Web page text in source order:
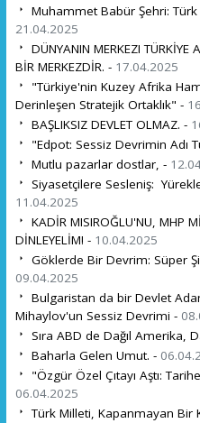
Muhammet Babür Şehri: Türk
21.04.2025
DÜNYANIN MERKEZI TÜRKİYE
BİR MERKEZDİR. - 17.04.2025
"Türkiye'nin Kuzey Afrika
Derinleşen Stratejik Ortaklık" -
BAŞLIKSIZ DEVLET OLMAZ. -
"Edpot: Sessiz Devrimin Adı
Mutlu pazarlar dostlar, -
Siyasetçilere Sesleniş:
11.04.2025
KADİR MISIROĞLU'NU, MHP
DİNLEYELİM! - 10.04.2025
Göklerde Bir Devrim: Süper
09.04.2025
Bulgaristan da bir Devlet
Mihaylov'un Sessiz Devrimi -
Sıra ABD de Dağıl Amerika,
Baharla Gelen Umut. -
"Özgür Özel Çıtayı Aştı:
06.04.2025
Türk Milleti, Kapanmayan Bir